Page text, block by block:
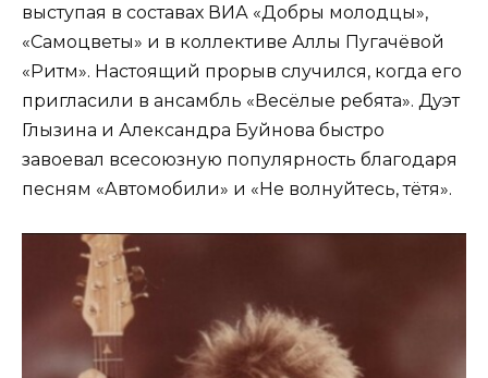
выступая в составах ВИА «Добры молодцы»,
«Самоцветы» и в коллективе Аллы Пугачёвой
«Ритм». Настоящий прорыв случился, когда его
пригласили в ансамбль «Весёлые ребята». Дуэт
Глызина и Александра Буйнова быстро
завоевал всесоюзную популярность благодаря
песням «Автомобили» и «Не волнуйтесь, тётя».